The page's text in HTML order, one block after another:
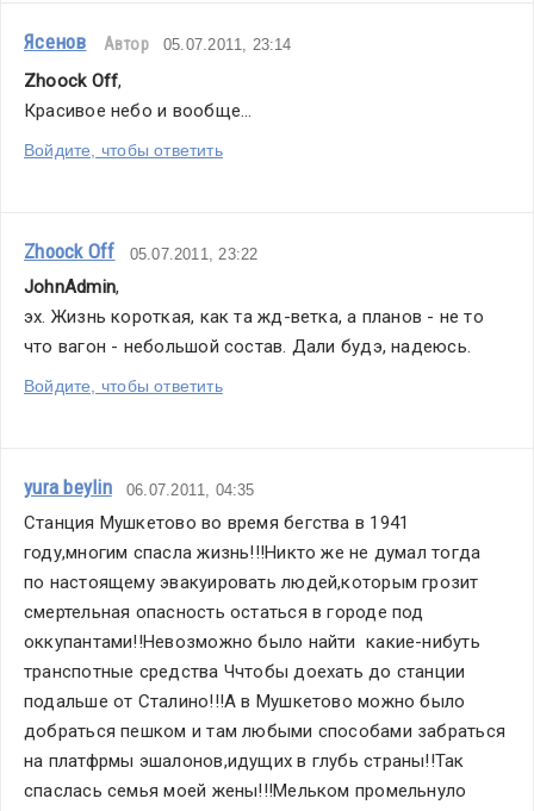
Ясенов Автор 05.07.2011, 23:14
Zhoock Off,
Красивое небо и вообще...
Войдите, чтобы ответить
Zhoock Off 05.07.2011, 23:22
JohnAdmin,
эх. Жизнь короткая, как та жд-ветка, а планов - не то
что вагон - небольшой состав. Дали будэ, надеюсь.
Войдите, чтобы ответить
yura beylin 06.07.2011, 04:35
Станция Мушкетово во время бегства в 1941
году,многим спасла жизнь!!!Никто же не думал тогда
по настоящему эвакуировать людей,которым грозит
смертельная опасность остаться в городе под
оккупантами!!Невозможно было найти  какие-нибуть
транспотные средства Ччтобы доехать до станции
подальше от Сталино!!!А в Мушкетово можно было
добраться пешком и там любыми способами забраться
на платфрмы эшалонов,идущих в глубь страны!!Так
спаслась семья моей жены!!!Мельком промельнуло